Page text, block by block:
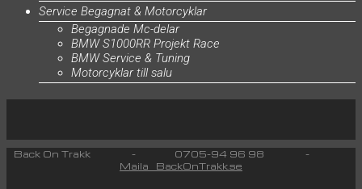
Service Begagnat & Motorcyklar
Begagnade Mc-delar
BMW S1000RR Projekt Race
BMW Service & Tuning
Motorcyklar till salu
Back On Trakk - 0705-94 96 98 -
Maila BackOnTrakk.se